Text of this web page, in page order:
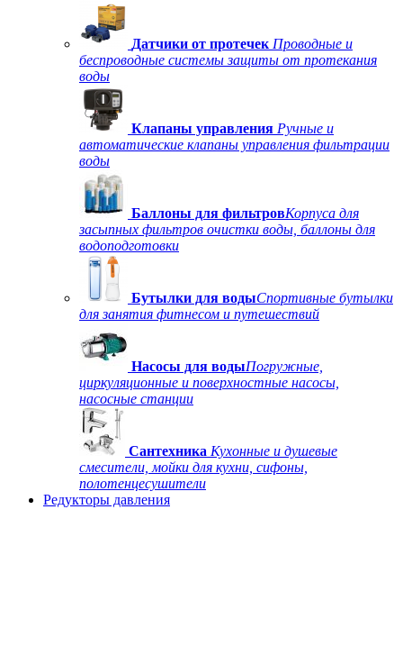
Датчики от протечек Проводные и
беспроводные системы защиты от протекания
воды
Клапаны управления Ручные и
автоматические клапаны управления фильтрации
воды
Баллоны для фильтровКорпуса для
засыпных фильтров очистки воды, баллоны для
водоподготовки
Бутылки для водыСпортивные бутылки
для занятия фитнесом и путешествий
Насосы для водыПогружные,
циркуляционные и поверхностные насосы,
насосные станции
Сантехника Кухонные и душевые
смесители, мойки для кухни, сифоны,
полотенцесушители
Редукторы давления